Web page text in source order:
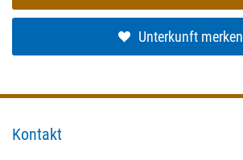
Unterkunft merken
Kontakt